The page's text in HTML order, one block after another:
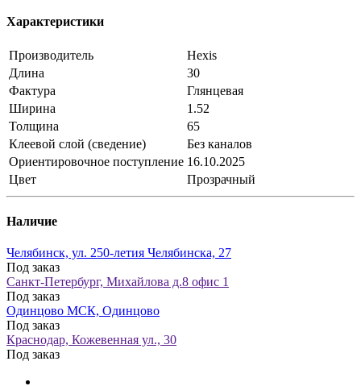
Характеристики
Производитель
Hexis
Длина
30
Фактура
Глянцевая
Ширина
1.52
Толщина
65
Клеевой слой (сведение)
Без каналов
Ориентировочное поступление 16.10.2025
Цвет
Прозрачный
Наличие
Челябинск, ул. 250-летия Челябинска, 27
Под заказ
Санкт-Петербург, Михайлова д.8 офис 1
Под заказ
Одинцово МСК, Одинцово
Под заказ
Краснодар, Кожевенная ул., 30
Под заказ